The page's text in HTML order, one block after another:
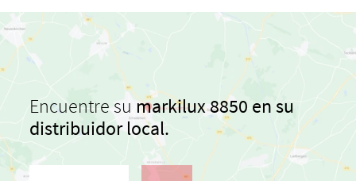
Encuentre sumarkilux 8850 en su
distribuidor local.